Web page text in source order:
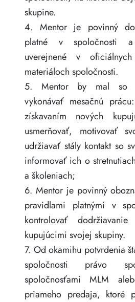
skupine.
4. Mentor je povinný
platné v spoločnosti
uverejnené v
materiáloch spoločnosti.
5. Mentor by mal so
vykonávať mesačnú
získavaním nových
usmerňovať, motivovať
udržiavať stály kontakt so
informovať ich o
a školeniach;
6. Mentor je povinný
pravidlami platnými v
kontrolovať
kupujúcimi svojej skupiny.
7. Od okamihu potvrdenia
spoločnosti právo
spoločnosťami MLM
priameho predaja, ktoré